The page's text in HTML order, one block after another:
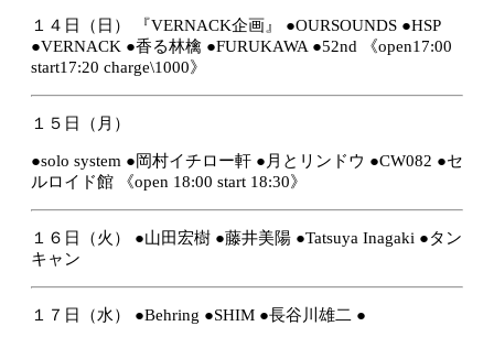
１４日（日） 『VERNACK企画』 ●OURSOUNDS ●HSP
●VERNACK ●香る林檎 ●FURUKAWA ●52nd 《open17:00
start17:20 charge\1000》
１５日（月）
●solo system ●岡村イチロー軒 ●月とリンドウ ●CW082 ●セ
ルロイド館 《open 18:00 start 18:30》
１６日（火） ●山田宏樹 ●藤井美陽 ●Tatsuya Inagaki ●タン
キャン
１７日（水） ●Behring ●SHIM ●長谷川雄二 ●